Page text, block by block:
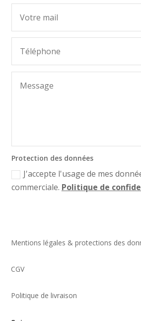
Protection des données
J'accepte l'usage de mes
commerciale. Politique de
Mentions légales & protections des
CGV
Politique de livraison